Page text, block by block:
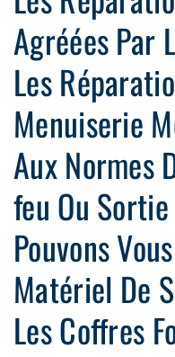
Agréées Par
Les
Menuiserie
Aux Normes
feu Ou
Pouvons
Matériel De
Les Coffres